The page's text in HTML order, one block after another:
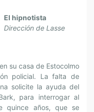
El hipnotista
Dirección de Lasse
su casa de Estocolmo
policial. La falta de
solicite la ayuda del
para interrogar al
quince años, que se